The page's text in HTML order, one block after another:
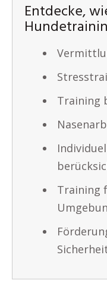
Entdecke,
Training
Training